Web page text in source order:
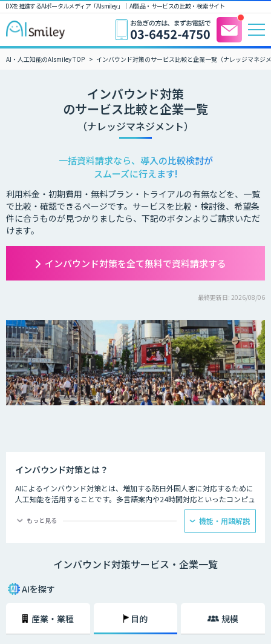
DXを推進するAIポータルメディア「AIsmiley」｜ AI製品・サービスの比較・検索サイト
AI・人工知能のAIsmiley TOP インバウンド対策のサービス比較と企業一覧（ナレッジマネジ
インバウンド対策
のサービス比較と企業一覧
（ナレッジマネジメント）
一括資料請求なら、導入の比較検討が
スムーズに行えます!
利用料金・初期費用・無料プラン・トライアルの有無などを、一覧
で比較・確認できるページです。サービスを比較・検討後、希望条
件に合うものが見つかりましたら、下記のボタンよりご請求いただ
けます。
インバウンド対策を全て無料で資料請求する
最終更新日: 2026/08/06
インバウンド対策とは？
AIによるインバウンド対策とは、増加する訪日外国人客に対応するために
人工知能を活用することです。多言語案内や24時間対応といったコンピュ
ーターならではの強みを生かし、AIを観光業界に役立てている事例があり
ます。
提供できるAIは、観光業界を支える味方となることでしょう。
もっと見る 機能・用語解説
インバウンド対策サービス・企業一覧
AIを探す
産業・業種 目的 規模